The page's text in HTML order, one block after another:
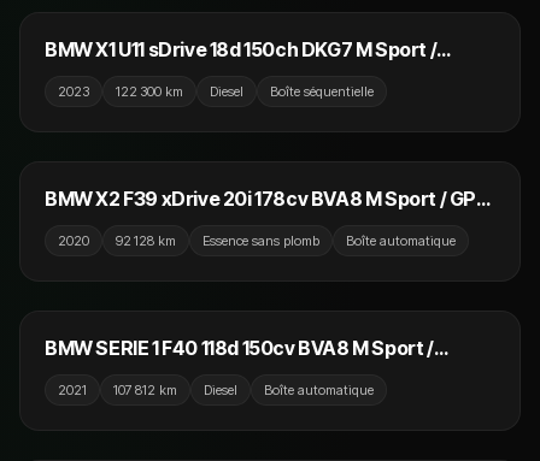
BMW X1 U11 sDrive 18d 150ch DKG7 M Sport /
2023 122 300 km Diesel Boîte séquentielle
24 990 €
BMW X2 F39 xDrive 20i 178cv BVA8 M Sport / GPS
2020 92 128 km Essence sans plomb Boîte automatique
21 990 €
BMW SERIE 1 F40 118d 150cv BVA8 M Sport /
2021 107 812 km Diesel Boîte automatique
34 990 €